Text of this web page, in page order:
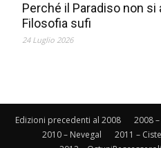
Perché il Paradiso non si
Filosofia sufi
24 Luglio 2026
Edizioni precedenti al 2008 2008
2010 – Nevegal
2011 –